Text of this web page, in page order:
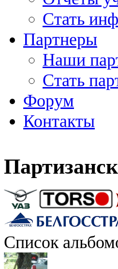
Стать
Партнеры
Наши
Стать
Форум
Контакты
Список